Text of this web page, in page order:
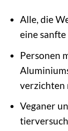
Alle, die
eine
Personen
verzichten
Veganer